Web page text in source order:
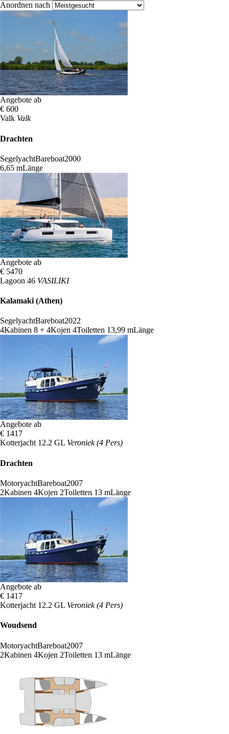
Anordnen nach
Angebote ab
€ 600
Valk Valk
Drachten
SegelyachtBareboat2000
6,65 mLänge
Angebote ab
€ 5470
Lagoon 46 VASILIKI
Kalamaki (Athen)
SegelyachtBareboat2022
4Kabinen 8 + 4Kojen 4Toiletten 13,99 mLänge
Angebote ab
€ 1417
Kotterjacht 12.2 GL Veroniek (4 Pers)
Drachten
MotoryachtBareboat2007
2Kabinen 4Kojen 2Toiletten 13 mLänge
Angebote ab
€ 1417
Kotterjacht 12.2 GL Veroniek (4 Pers)
Woudsend
MotoryachtBareboat2007
2Kabinen 4Kojen 2Toiletten 13 mLänge